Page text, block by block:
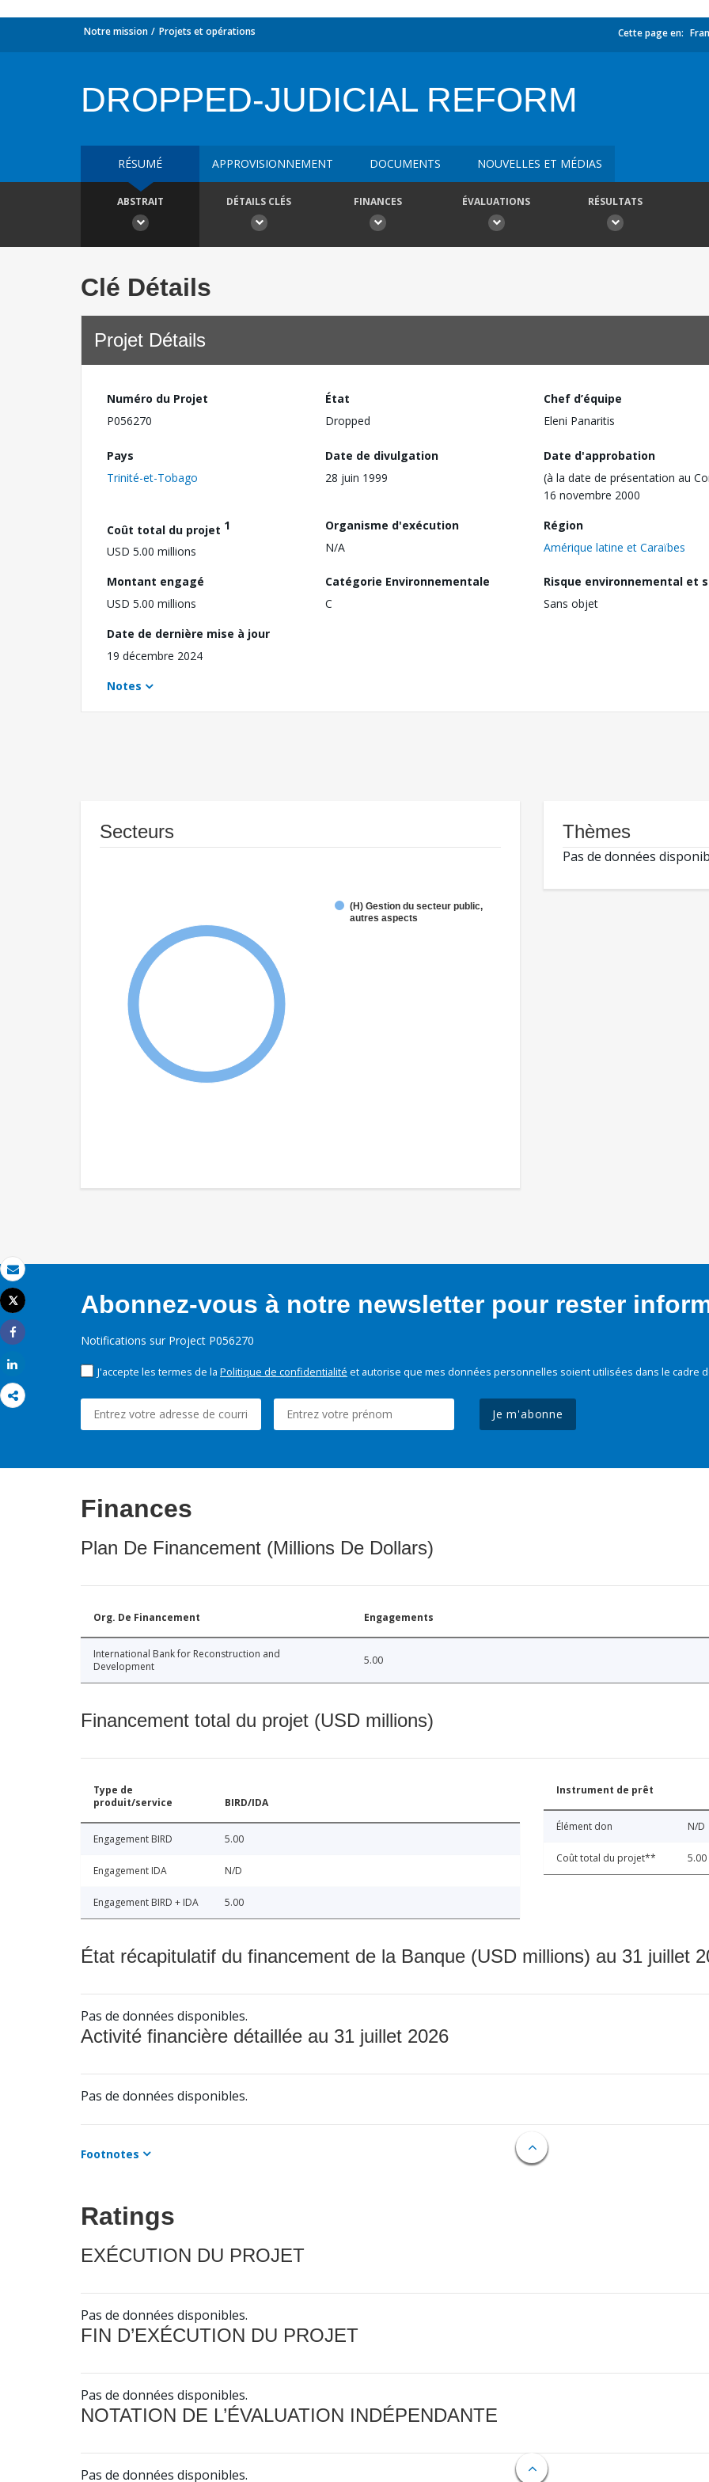
Email
Imprimer
Tweet
Share
Notre mission Projets et opérations Cette page en:
DROPPED-JUDICIAL REFORM
RÉSUMÉ APPROVISIONNEMENT DOCUMENTS NOUVELLES ET MÉDIAS
ABSTRAIT DÉTAILS CLÉS FINANCES ÉVALUATIONS RÉSULTATS
Clé Détails
Projet Détails
Numéro du Projet
P056270
État
Dropped
Chef d’équipe
Eleni Panaritis
Pays
Trinité-et-Tobago
Date de divulgation
28 juin 1999
Date d'approbation
(à la date de présentation au
16 novembre 2000
Coût total du projet 1
USD 5.00 millions
Organisme d'exécution
N/A
Région
Amérique latine et Caraïbes
Montant engagé
USD 5.00 millions
Catégorie Environnementale
C
Risque environnemental et
Sans objet
Date de dernière mise à jour
19 décembre 2024
Notes
Secteurs
(H) Gestion du secteur public,
autres aspects
Thèmes
Pas de données
Abonnez-vous à notre newsletter pour rester
Notifications sur Project P056270
J'accepte les termes de la Politique de confidentialité et autorise que mes données personnelles soient utilisées dans le cadre
Je m'abonne
Finances
Plan De Financement (Millions De Dollars)
Org. De Financement Engagements
International Bank for Reconstruction and
Development
5.00
Financement total du projet (USD millions)
Type de
produit/service
BIRD/IDA
Engagement BIRD 5.00
Engagement IDA N/D
Engagement BIRD + IDA 5.00
Instrument de prêt
Élément don N/D
Coût total du projet** 5.00
État récapitulatif du financement de la Banque (USD millions) au 31 juillet
Pas de données disponibles.
Activité financière détaillée au 31 juillet 2026
Pas de données disponibles.
Footnotes
Ratings
EXÉCUTION DU PROJET
Pas de données disponibles.
FIN D’EXÉCUTION DU PROJET
Pas de données disponibles.
NOTATION DE L’ÉVALUATION INDÉPENDANTE
Pas de données disponibles.